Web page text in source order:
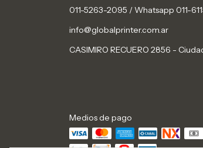
011-5263-2095 / Whatsapp 011-
info@globalprinter.com.ar
CASIMIRO RECUERO 2856 -
Medios de pago